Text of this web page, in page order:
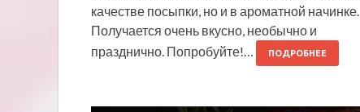
качестве посыпки, но и в ароматной начинке.
Получается очень вкусно, необычно и
празднично. Попробуйте!…
ПОДРОБНЕЕ